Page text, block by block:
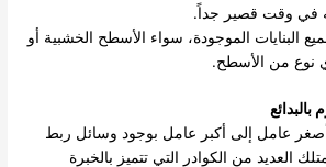
في وقت قصير جداً.
البنايات الموجودة، سواء الأسطح الخشبية أو
نوع من الأسطح.
عامل إلى أكبر عامل بوجود وسائل ربط
العديد من الكوادر التي تتميز بالخبرة